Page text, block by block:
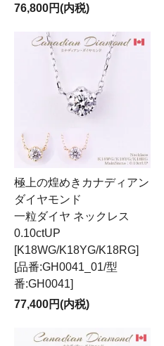
76,800円(内税)
極上の煌めきカナディアン
ダイヤモンド
一粒ダイヤ ネックレス
0.10ctUP
[K18WG/K18YG/K18RG]
[品番:GH0041_01/型
番:GH0041]
77,400円(内税)